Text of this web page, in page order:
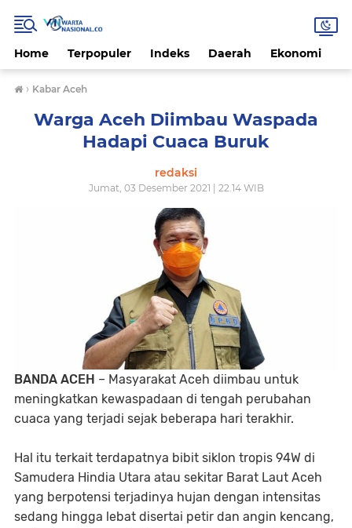
Home Terpopuler Indeks Daerah Ekonomi
› Kabar Aceh
Warga Aceh Diimbau Waspada
Hadapi Cuaca Buruk
redaksi
Jumat, 03 Desember 2021 | 22.14 WIB
BANDA ACEH – Masyarakat Aceh diimbau untuk
meningkatkan kewaspadaan di tengah perubahan
cuaca yang terjadi sejak beberapa hari terakhir.
Hal itu terkait terdapatnya bibit siklon tropis 94W di
Samudera Hindia Utara atau sekitar Barat Laut Aceh
yang berpotensi terjadinya hujan dengan intensitas
sedang hingga lebat disertai petir dan angin kencang,